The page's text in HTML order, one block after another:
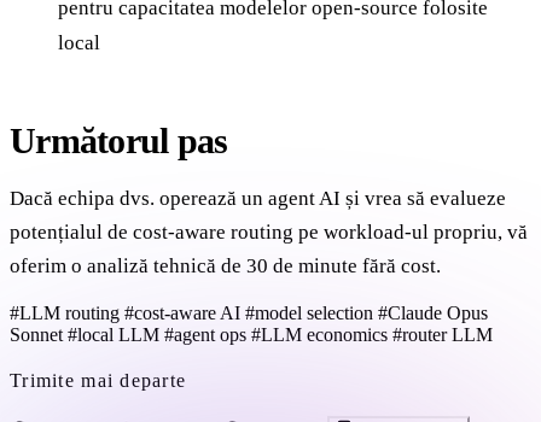
pentru capacitatea modelelor open-source folosite
local
Următorul pas
Dacă echipa dvs. operează un agent AI și vrea să evalueze
potențialul de cost-aware routing pe workload-ul propriu, vă
oferim o analiză tehnică de 30 de minute fără cost.
#LLM routing #cost-aware AI #model selection #Claude Opus
Sonnet #local LLM #agent ops #LLM economics #router LLM
Trimite mai departe